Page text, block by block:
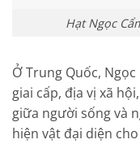
Hạt Ngọc
Ở Trung Quốc,
giai cấp, địa vị xã
giữa người sống và
hiện vật đại diện